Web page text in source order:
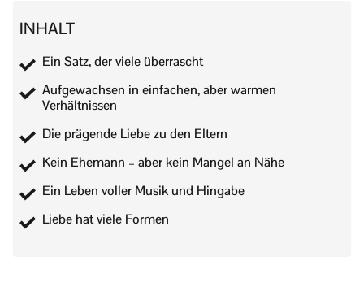
INHALT
Ein Satz, der viele überrascht
Aufgewachsen in einfachen, aber warmen
Verhältnissen
Die prägende Liebe zu den Eltern
Kein Ehemann – aber kein Mangel an Nähe
Ein Leben voller Musik und Hingabe
Liebe hat viele Formen